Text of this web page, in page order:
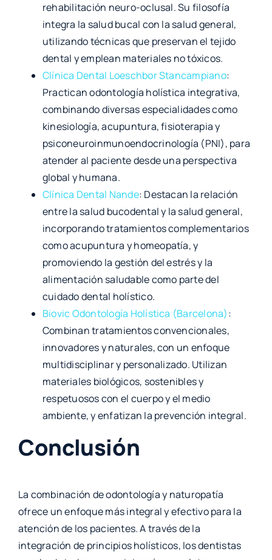
rehabilitación neuro-oclusal. Su filosofía
integra la salud bucal con la salud general,
utilizando técnicas que preservan el tejido
dental y emplean materiales no tóxicos.
Clínica Dental Loeschbor Stancampiano:
Practican odontología holística integrativa,
combinando diversas especialidades como
kinesiología, acupuntura, fisioterapia y
psiconeuroinmunoendocrinología (PNI), para
atender al paciente desde una perspectiva
global y humana.
Clínica Dental Nande: Destacan la relación
entre la salud bucodental y la salud general,
incorporando tratamientos complementarios
como acupuntura y homeopatía, y
promoviendo la gestión del estrés y la
alimentación saludable como parte del
cuidado dental holístico.
Biovic Odontología Holística (Barcelona):
Combinan tratamientos convencionales,
innovadores y naturales, con un enfoque
multidisciplinar y personalizado. Utilizan
materiales biológicos, sostenibles y
respetuosos con el cuerpo y el medio
ambiente, y enfatizan la prevención integral.
Conclusión
La combinación de odontología y naturopatía
ofrece un enfoque más integral y efectivo para la
atención de los pacientes. A través de la
integración de principios holísticos, los dentistas